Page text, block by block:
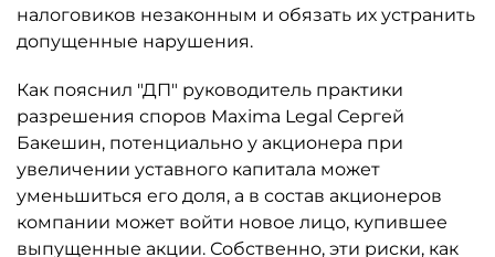
налоговиков незаконным и обязать их устранить
допущенные нарушения.
Как пояснил "ДП" руководитель практики
разрешения споров Maxima Legal Сергей
Бакешин, потенциально у акционера при
увеличении уставного капитала может
уменьшиться его доля, а в состав акционеров
компании может войти новое лицо, купившее
выпущенные акции. Собственно, эти риски, как